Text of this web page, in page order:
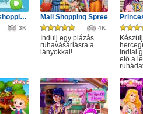
Girls Photoshopping Dressup
3K
Mall Shopping Spree
4K
Indulj egy plázás
ruhavásárlásra a
lányokkal!
indiai
elő a